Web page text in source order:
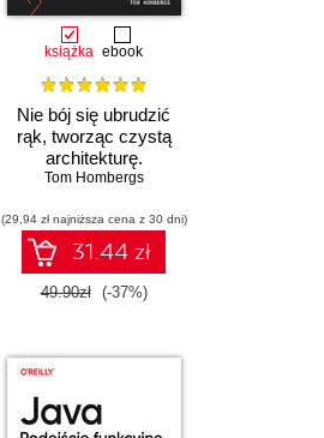
książka ebook
Nie bój się ubrudzić
rąk, tworząc czystą
architekturę.
Projektowanie aplikacji
przykładach w Javie.
Wydanie II
Tom Hombergs
(29,94 zł najniższa cena z 30 dni)
31.44 zł
49.90zł (-37%)